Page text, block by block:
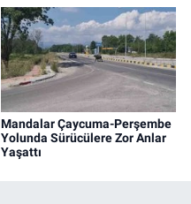
Mandalar Çaycuma-Perşembe
Yolunda Sürücülere Zor Anlar
Yaşattı